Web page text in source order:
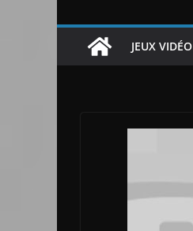
JEUX VIDÉO